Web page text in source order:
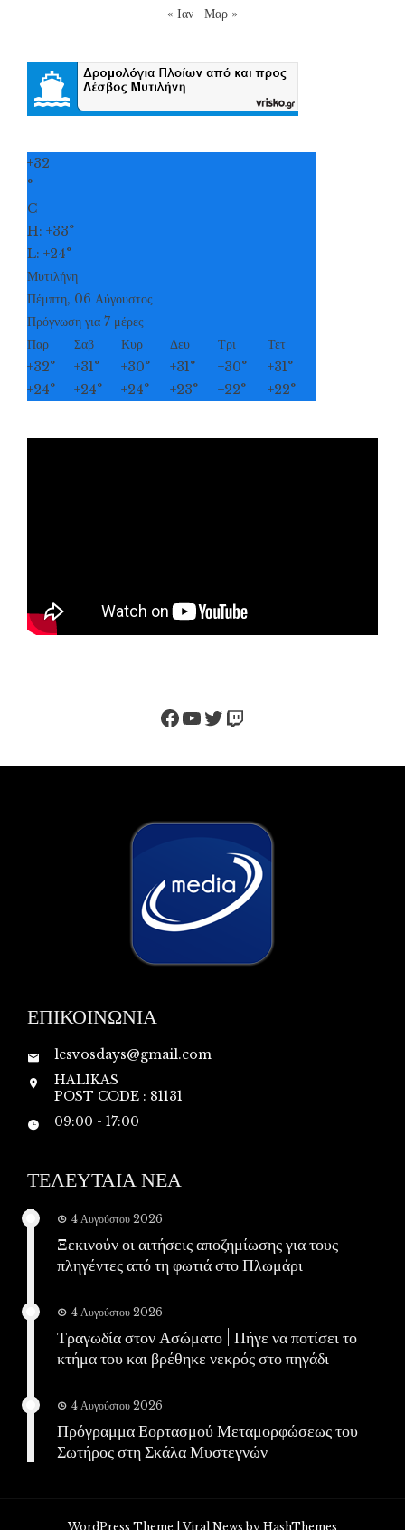
« Ιαν Μαρ »
+32
°
C
H: +33°
L: +24°
Μυτιλήνη
Πέμπτη, 06 Αύγουστος
Πρόγνωση για 7 μέρες
Παρ
Σαβ Κυρ Δευ Τρι
Τετ
+32° +31° +30° +31° +30° +31°
+24° +24° +24° +23° +22° +22°
Facebook
YouTube
Twitter
Twitch
ΕΠΙΚΟΙΝΩΝΙΑ
lesvosdays@gmail.com
HALIKAS
POST CODE : 81131
09:00 - 17:00
ΤΕΛΕΥΤΑΙΑ ΝΕΑ
4 Αυγούστου 2026
Ξεκινούν οι αιτήσεις αποζημίωσης για τους
πληγέντες από τη φωτιά στο Πλωμάρι
4 Αυγούστου 2026
Τραγωδία στον Ασώματο | Πήγε να ποτίσει το
κτήμα του και βρέθηκε νεκρός στο πηγάδι
4 Αυγούστου 2026
Πρόγραμμα Εορτασμού Μεταμορφώσεως του
Σωτήρος στη Σκάλα Μυστεγνών
WordPress Theme |Viral News by HashThemes